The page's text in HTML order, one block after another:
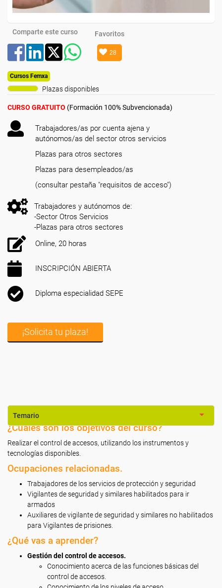
Comparte este curso Favoritos
28
Cursos Femxa
Plazas disponibles
CURSO GRATUITO (Formación 100% Subvencionada)
Trabajadores/as por cuenta ajena y
autónomos/as del sector otros servicios
Plazas para otros sectores
Plazas para desempleados/as
(consultar pestaña "requisitos de acceso")
Trabajadores y autónomos de:
-Sector Otros Servicios
-Plazas para otros sectores
Online, 20 horas
INSCRIPCIÓN ABIERTA
Diploma especialidad SEPE
¡Solicita tu plaza!
Temario
¿Cuáles son los objetivos del curso?
Realizar el control de accesos, utilizando los instrumentos y
tecnologías disponibles.
Ocupaciones relacionadas.
Trabajadores de los servicios de protección y seguridad
Vigilantes de seguridad y similares habilitados para ir
armados
Auxiliares de vigilante de seguridad y similares no habilitados
para Vigilantes de prisiones.
¿Qué vas a aprender?
Gestión del control de accesos.
Conocimiento acerca de las funciones básicas del
control de accesos.